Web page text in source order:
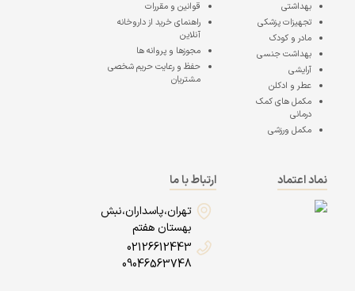
بهداشتی
تجهیزات پزشکی
مادر و کودک
بهداشت جنسی
آرایشی
عطر و ادکلن
مکمل های کمک
درمانی
مکمل ورزشی
قوانین و مقررات
راهنمای خرید از داروخانه
آنلاین
مجوزها و پروانه ها
حفظ و رعایت حریم شخصی
مشتریان
نماد اعتماد
ارتباط با ما
تهران،پاسداران،نبش
بهستان هفتم
02126612443
09046563748